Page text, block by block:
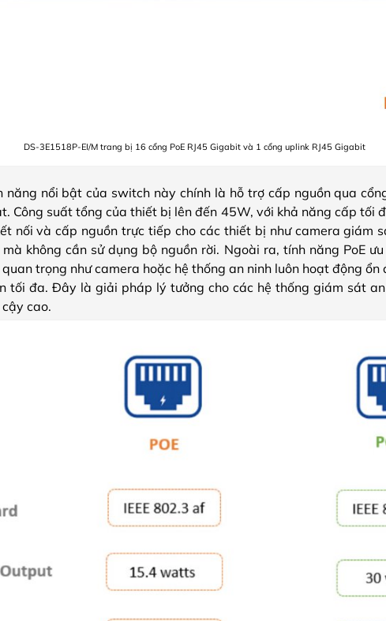
DS-3E1518P-EI/M trang bị 16 cổng PoE RJ45 Gigabit và 1 cổng uplink RJ45 Gigabit
năng nổi bật của switch này chính là hỗ trợ cấp nguồn qua
Công suất tổng của thiết bị lên đến 45W, với khả năng cấp tối
nối và cấp nguồn trực tiếp cho các thiết bị như camera giám
không cần sử dụng bộ nguồn rời. Ngoài ra, tính năng PoE
trọng như camera hoặc hệ thống an ninh luôn hoạt động ổn
tối đa. Đây là giải pháp lý tưởng cho các hệ thống giám sát
cao.